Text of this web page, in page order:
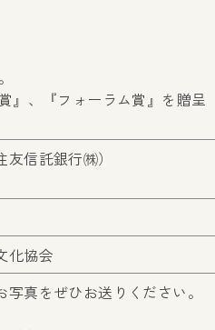
』、『フォーラム賞』を贈呈
信託銀行㈱）
化協会
真をぜひお送りください。